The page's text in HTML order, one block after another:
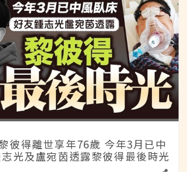
彼得離世享年76歲 今年3月已中
光及盧宛茵透露黎彼得最後時光